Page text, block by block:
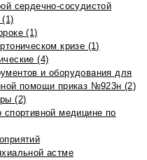
сердечно-сосудистой
(1)
(1)
кризе (1)
(4)
и оборудования для
помощи приказ №923н (2)
(2)
спортивной медицине по
астме